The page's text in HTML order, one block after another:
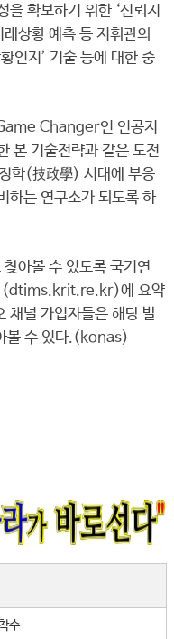
확보하기 위한 ‘신뢰지
상황 예측 등 지휘관의
인지’ 기술 등에 대한 중
Changer인 인공지
본 기술전략과 같은 도전
학(技政學) 시대에 부응
하는 연구소가 되도록 하
아볼 수 있도록 국기연
(dtims.krit.re.kr)에 요약
채널 가입자들은 해당 발
볼 수 있다.(konas)
수